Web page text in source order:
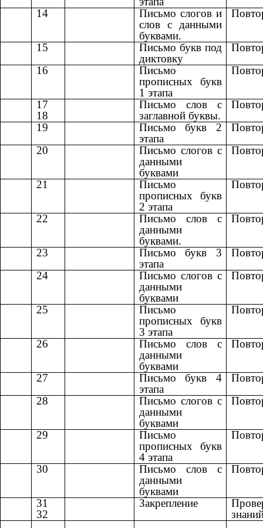
14
Письмо слогов и
слов с данными
буквами.
15
Письмо букв под
диктовку
16
Письмо
прописных букв
1 этапа
17
18
Письмо слов с
заглавной буквы.
19
Письмо букв 2
этапа
20
Письмо слогов с
данными
буквами
21
Письмо
прописных букв
2 этапа
22
Письмо слов с
данными
буквами.
23
Письмо букв 3
этапа
24
Письмо слогов с
данными
буквами
25
Письмо
прописных букв
3 этапа
26
Письмо слов с
данными
буквами
27
Письмо букв 4
этапа
28
Письмо слогов с
данными
буквами
29
Письмо
прописных букв
4 этапа
30
Письмо слов с
данными
буквами
31
32
Закрепление